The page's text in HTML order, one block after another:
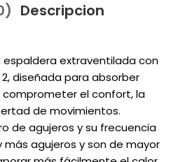
Descripcion
espaldera extraventilada con
diseñada para absorber
el confort, la
de movimientos.
de agujeros y su frecuencia
agujeros y son de mayor